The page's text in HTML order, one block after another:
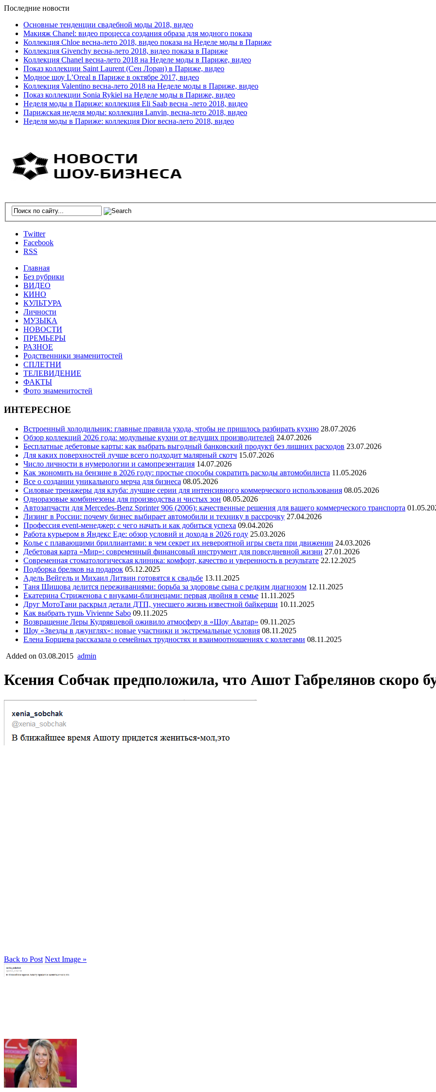
Последние новости
Основные тенденции свадебной моды 2018, видео
Макияж Chanel: видео процесса создания образа для модного показа
Коллекция Chloe весна-лето 2018, видео показа на Неделе моды в Париже
Коллекция Givenchy весна-лето 2018, видео показа в Париже
Коллекция Chanel весна-лето 2018 на Неделе моды в Париже, видео
Показ коллекции Saint Laurent (Сен Лоран) в Париже, видео
Модное шоу L’Oreal в Париже в октябре 2017, видео
Коллекция Valentino весна-лето 2018 на Неделе моды в Париже, видео
Показ коллекции Sonia Rykiel на Неделе моды в Париже, видео
Неделя моды в Париже: коллекция Eli Saab весна -лето 2018, видео
Парижская неделя моды: коллекция Lanvin, весна-лето 2018, видео
Неделя моды в Париже: коллекция Dior весна-лето 2018, видео
Twitter
Facebook
RSS
Главная
Без рубрики
ВИДЕО
КИНО
КУЛЬТУРА
Личности
МУЗЫКА
НОВОСТИ
ПРЕМЬЕРЫ
РАЗНОЕ
Родственники знаменитостей
СПЛЕТНИ
ТЕЛЕВИДЕНИЕ
ФАКТЫ
Фото знаменитостей
ИНТЕРЕСНОЕ
Встроенный холодильник: главные правила ухода, чтобы не пришлось разбирать кухню 28.07.2026
Обзор коллекций 2026 года: модульные кухни от ведущих производителей 24.07.2026
Бесплатные дебетовые карты: как выбрать выгодный банковский продукт без лишних расходов 23.07.2026
Для каких поверхностей лучше всего подходит малярный скотч 15.07.2026
Число личности в нумерологии и самопрезентация 14.07.2026
Как экономить на бензине в 2026 году: простые способы сократить расходы автомобилиста 11.05.2026
Все о создании уникального мерча для бизнеса 08.05.2026
Силовые тренажеры для клуба: лучшие серии для интенсивного коммерческого использования 08.05.2026
Одноразовые комбинезоны для производства и чистых зон 08.05.2026
Автозапчасти для Mercedes-Benz Sprinter 906 (2006): качественные решения для вашего коммерческого транспорта
Лизинг в России: почему бизнес выбирает автомобили и технику в рассрочку 27.04.2026
Профессия event-менеджер: с чего начать и как добиться успеха 09.04.2026
Работа курьером в Яндекс Еде: обзор условий и дохода в 2026 году 25.03.2026
Колье с плавающими бриллиантами: в чем секрет их невероятной игры света при движении 24.03.2026
Дебетовая карта «Мир»: современный финансовый инструмент для повседневной жизни 27.01.2026
Современная стоматологическая клиника: комфорт, качество и уверенность в результате 22.12.2025
Подборка брелков на подарок 05.12.2025
Адель Вейгель и Михаил Литвин готовятся к свадьбе 13.11.2025
Таня Шишова делится переживаниями: борьба за здоровье сына с редким диагнозом 12.11.2025
Екатерина Стриженова с внуками-близнецами: первая двойня в семье 11.11.2025
Друг МотоТани раскрыл детали ДТП, унесшего жизнь известной байкерши 10.11.2025
Как выбрать тушь Vivienne Sabo 09.11.2025
Возвращение Леры Кудрявцевой оживило атмосферу в «Шоу Аватар» 09.11.2025
Шоу «Звезды в джунглях»: новые участники и экстремальные условия 08.11.2025
Елена Борщева рассказала о семейных трудностях и взаимоотношениях с коллегами 08.11.2025
Added on 03.08.2015 admin
Ксения Собчак предположила, что Ашот Габрелянов скоро
Back to Post Next Image »